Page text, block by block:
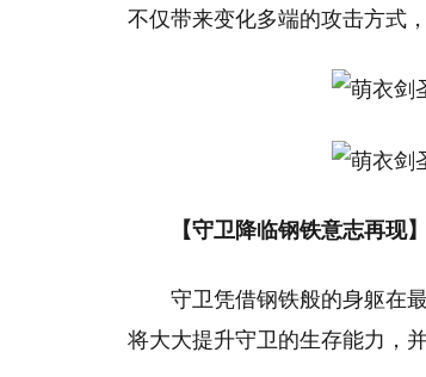
不仅带来变化多端的攻击方式
【守卫降临钢铁意志再现】
守卫凭借钢铁般的身躯在
将大大提升守卫的生存能力，